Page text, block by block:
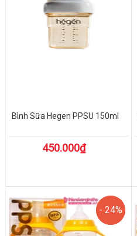
Bình Sữa Hegen PPSU 150ml
450.000₫
- 24%
- 24%